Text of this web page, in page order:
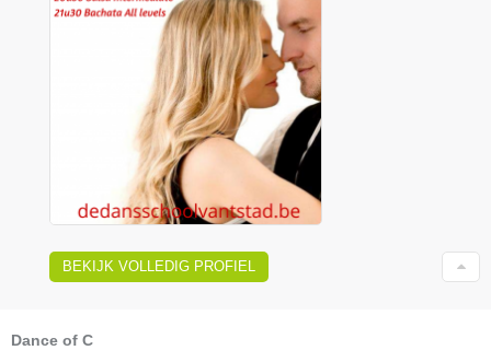
BEKIJK VOLLEDIG PROFIEL
Dance of C